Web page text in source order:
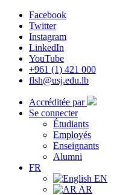
Facebook
Twitter
Instagram
LinkedIn
YouTube
+961 (1) 421 000
flsh@usj.edu.lb
Accréditée par
Se connecter
Étudiants
Employés
Enseignants
Alumni
FR
EN
AR